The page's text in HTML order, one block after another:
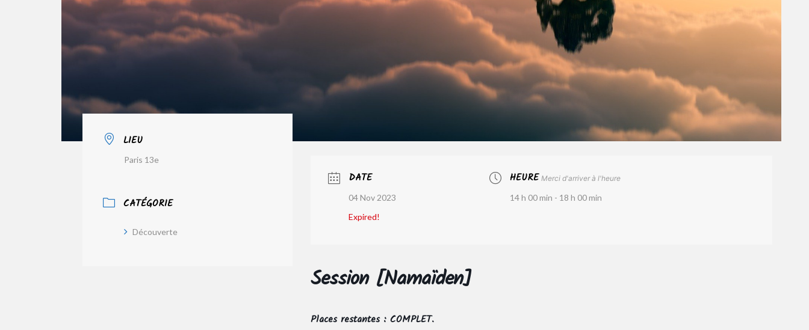
LIEU
Paris 13e
CATÉGORIE
Découverte
DATE
04 Nov 2023
Expired!
HEURE Merci d'arriver à l'heure
14 h 00 min - 18 h 00 min
Session [Namaïden]
Places restantes : COMPLET.